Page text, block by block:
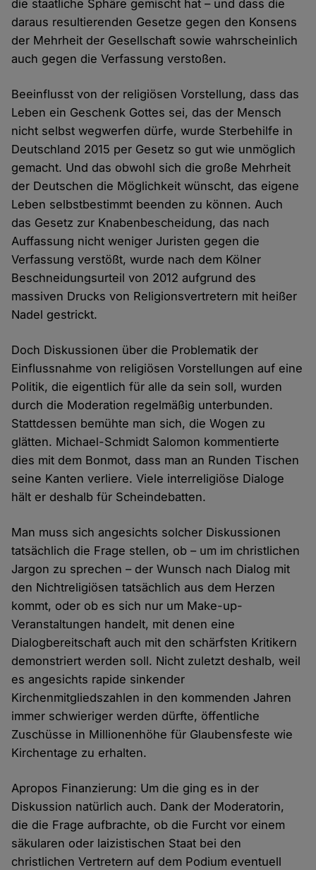
die staatliche Sphäre gemischt hat – und dass die
daraus resultierenden Gesetze gegen den Konsens
der Mehrheit der Gesellschaft sowie wahrscheinlich
auch gegen die Verfassung verstoßen.
Beeinflusst von der religiösen Vorstellung, dass das
Leben ein Geschenk Gottes sei, das der Mensch
nicht selbst wegwerfen dürfe, wurde Sterbehilfe in
Deutschland 2015 per Gesetz so gut wie unmöglich
gemacht. Und das obwohl sich die große Mehrheit
der Deutschen die Möglichkeit wünscht, das eigene
Leben selbstbestimmt beenden zu können. Auch
das Gesetz zur Knabenbescheidung, das nach
Auffassung nicht weniger Juristen gegen die
Verfassung verstößt, wurde nach dem Kölner
Beschneidungsurteil von 2012 aufgrund des
massiven Drucks von Religionsvertretern mit heißer
Nadel gestrickt.
Doch Diskussionen über die Problematik der
Einflussnahme von religiösen Vorstellungen auf eine
Politik, die eigentlich für alle da sein soll, wurden
durch die Moderation regelmäßig unterbunden.
Stattdessen bemühte man sich, die Wogen zu
glätten. Michael-Schmidt Salomon kommentierte
dies mit dem Bonmot, dass man an Runden Tischen
seine Kanten verliere. Viele interreligiöse Dialoge
hält er deshalb für Scheindebatten.
Man muss sich angesichts solcher Diskussionen
tatsächlich die Frage stellen, ob – um im christlichen
Jargon zu sprechen – der Wunsch nach Dialog mit
den Nichtreligiösen tatsächlich aus dem Herzen
kommt, oder ob es sich nur um Make-up-
Veranstaltungen handelt, mit denen eine
Dialogbereitschaft auch mit den schärfsten Kritikern
demonstriert werden soll. Nicht zuletzt deshalb, weil
es angesichts rapide sinkender
Kirchenmitgliedszahlen in den kommenden Jahren
immer schwieriger werden dürfte, öffentliche
Zuschüsse in Millionenhöhe für Glaubensfeste wie
Kirchentage zu erhalten.
Apropos Finanzierung: Um die ging es in der
Diskussion natürlich auch. Dank der Moderatorin,
die die Frage aufbrachte, ob die Furcht vor einem
säkularen oder laizistischen Staat bei den
christlichen Vertretern auf dem Podium eventuell